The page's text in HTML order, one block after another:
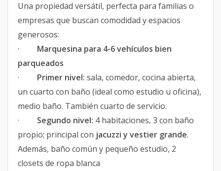
Una propiedad versátil, perfecta para familias o
empresas que buscan comodidad y espacios
generosos:
· Marquesina para 4-6 vehículos bien
parqueados
· Primer nivel: sala, comedor, cocina abierta,
un cuarto con baño (ideal como estudio u oficina),
medio baño. También cuarto de servicio.
· Segundo nivel: 4 habitaciones, 3 con baño
propio; principal con jacuzzi y vestier grande.
Además, baño común y pequeño estudio, 2
closets de ropa blanca